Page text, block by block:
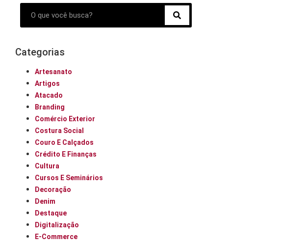
Categorias
Artesanato
Artigos
Atacado
Branding
Comércio Exterior
Costura Social
Couro E Calçados
Crédito E Finanças
Cultura
Cursos E Seminários
Decoração
Denim
Destaque
Digitalização
E-Commerce